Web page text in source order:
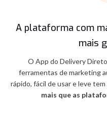
A plataforma com
mais
O App do Delivery
ferramentas de marketing
rápido, fácil de usar e leve
mais que as